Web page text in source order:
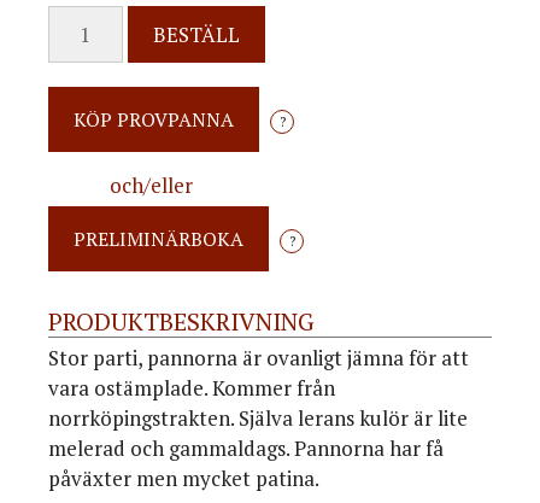
BESTÄLL
?
och/eller
?
PRODUKTBESKRIVNING
Stor parti, pannorna är ovanligt jämna för att
vara ostämplade. Kommer från
norrköpingstrakten. Själva lerans kulör är lite
melerad och gammaldags. Pannorna har få
påväxter men mycket patina.